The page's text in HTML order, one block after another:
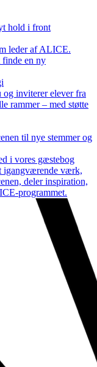
hold i front
leder af ALICE.
finde en ny
inviterer elever fra
rammer – med støtte
til nye stemmer og
i vores gæstebog
igangværende værk,
deler inspiration,
programmet.